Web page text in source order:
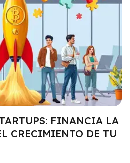
FINANCIA LA
CRECIMIENTO DE TU